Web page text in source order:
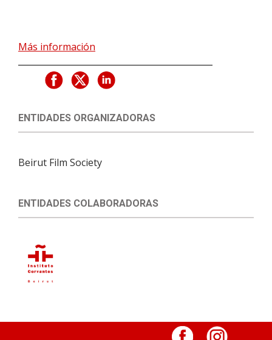
Más información
ENTIDADES ORGANIZADORAS
Beirut Film Society
ENTIDADES COLABORADORAS